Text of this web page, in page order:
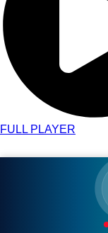
FULL PLAYER